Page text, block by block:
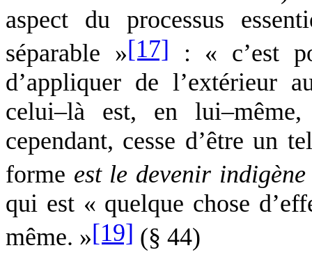
aspect du processus
séparable »[17] : « c’est
d’appliquer de l’extérieur
celui–là est, en
cependant, cesse d’être un
forme est le devenir
qui est « quelque chose
même. »[19] (§ 44)